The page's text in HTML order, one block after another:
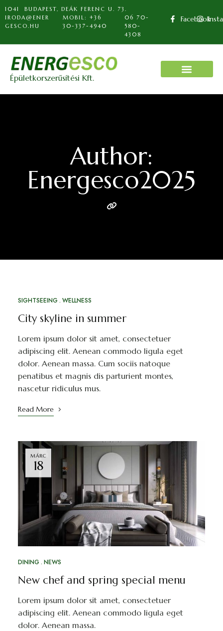
1041 BUDAPEST, DEÁK FERENC U. 73.
IRODA@ENER
GESCO.HU
MOBIL: +36
30-337-4940
06 70-
580-
4308
Facebook
Épületkorszerűsítési Kft.
Author:
Energesco2025
MÁRC
SIGHTSEEING WELLNESS
City skyline in summer
Lorem ipsum dolor sit amet, consectetuer
adipiscing elit. Aenean commodo ligula eget
dolor. Aenean massa. Cum sociis natoque
penatibus et magnis dis parturient montes,
nascetur ridiculus mus.
Read More
MÁRC
18
DINING NEWS
New chef and spring special menu
Lorem ipsum dolor sit amet, consectetuer
adipiscing elit. Aenean commodo ligula eget
dolor. Aenean massa.